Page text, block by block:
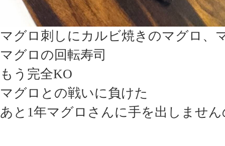
マグロ刺しにカルビ焼きのマグロ、
マグロの回転寿司
もう完全KO
マグロとの戦いに負けた
あと1年マグロさんに手を出しませ